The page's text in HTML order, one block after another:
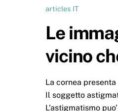
articles IT
Le
vicino
La cornea
Il soggetto
L’astigmatismo